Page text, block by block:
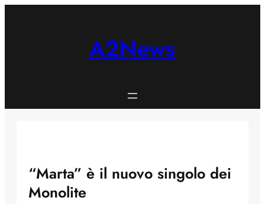
A2News
“Marta” è il nuovo singolo dei
Monolite